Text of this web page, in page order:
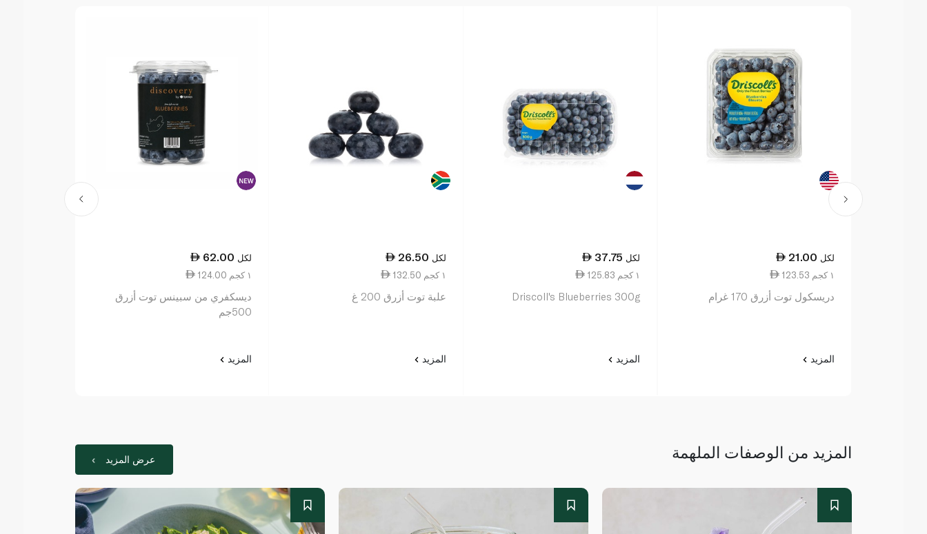
21.00 لكل
123.53 ١ كجم
دريسكول توت أزرق 170 غرام
المزيد
37.75 لكل
125.83 ١ كجم
Driscoll's Blueberries 300g
المزيد
26.50 لكل
132.50 ١ كجم
علبة توت أزرق 200 غ
المزيد
62.00 لكل
124.00 ١ كجم
ديسكفري من سبينس توت أزرق
500جم
المزيد
المزيد من الوصفات الملهمة عرض المزيد